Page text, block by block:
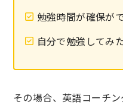
勉強時間が確保が
自分で勉強してみ
その場合、英語コーチ